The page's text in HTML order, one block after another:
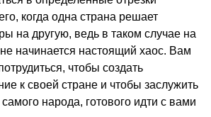
когда одна страна решает
на другую, ведь в таком случае на
начинается настоящий хаос. Вам
чтобы создать
к своей стране и чтобы заслужить
народа, готового идти с вами